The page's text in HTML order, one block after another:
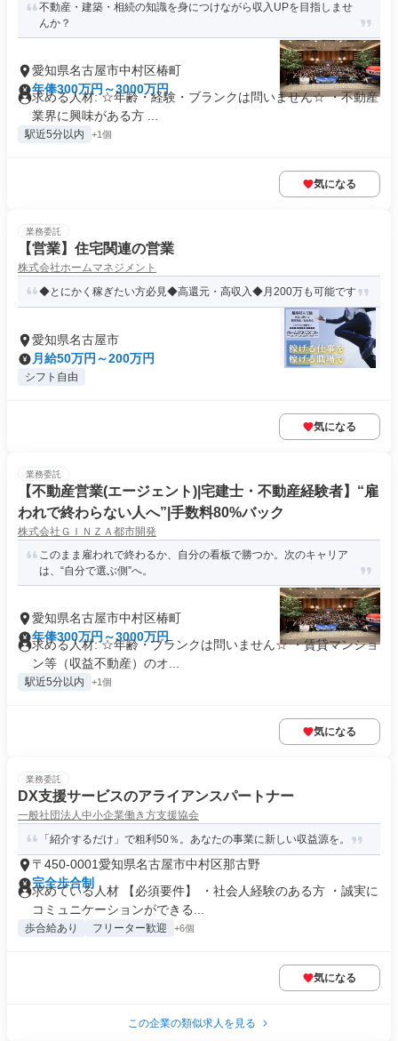
不動産・建築・相続の知識を身につけながら収入UPを目指しませ
んか？
愛知県名古屋市中村区椿町
年俸300万円～3000万円
求める人材: ☆年齢・経験・ブランクは問いません☆ ・不動産
業界に興味がある方 ...
駅近5分以内 +1個
気になる
業務委託
【営業】住宅関連の営業
株式会社ホームマネジメント
◆とにかく稼ぎたい方必見◆高還元・高収入◆月200万も可能です
愛知県名古屋市
月給50万円～200万円
シフト自由
気になる
業務委託
【不動産営業(エージェント)|宅建士・不動産経験者】“雇
われで終わらない人へ”|手数料80%バック
株式会社ＧＩＮＺＡ都市開発
このまま雇われで終わるか、自分の看板で勝つか。次のキャリア
は、“自分で選ぶ側”へ。
愛知県名古屋市中村区椿町
年俸300万円～3000万円
求める人材: ☆年齢・ブランクは問いません☆ ・賃貸マンショ
ン等（収益不動産）のオ...
駅近5分以内 +1個
気になる
業務委託
DX支援サービスのアライアンスパートナー
一般社団法人中小企業働き方支援協会
「紹介するだけ」で粗利50％。あなたの事業に新しい収益源を。
〒450-0001愛知県名古屋市中村区那古野
完全歩合制
求めている人材 【必須要件】 ・社会人経験のある方 ・誠実に
コミュニケーションができる...
歩合給あり フリーター歓迎 +6個
気になる
この企業の類似求人を見る